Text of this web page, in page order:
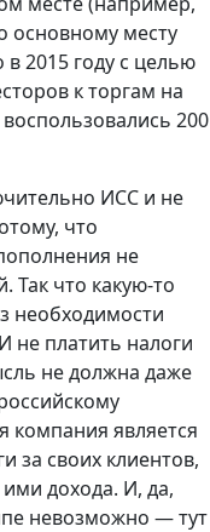
основному месту
2015 году с целью
к торгам на
200
ИСС и не
что
не
Так что какую-то
необходимости
не платить налоги
не должна даже
компания является
за своих клиентов,
дохода. И, да,
невозможно — тут